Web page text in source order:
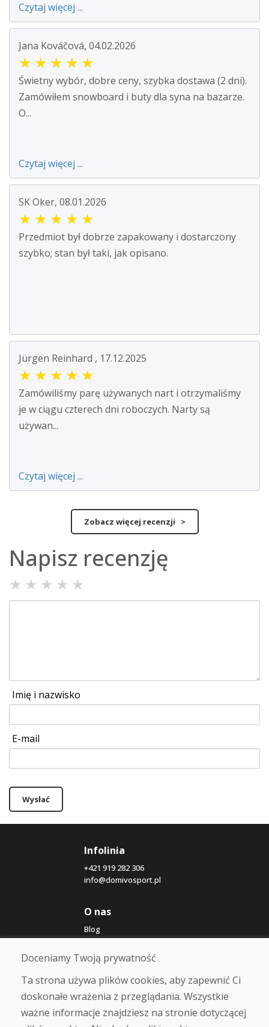
Czytaj więcej ...
Jana Kováčová, 04.02.2026
★ ★ ★ ★ ★
Świetny wybór, dobre ceny, szybka dostawa (2 dni).
Zamówiłem snowboard i buty dla syna na bazarze.
O...
Czytaj więcej ...
SK Oker, 08.01.2026
★ ★ ★ ★ ★
Przedmiot był dobrze zapakowany i dostarczony
szybko; stan był taki, jak opisano.
Jürgen Reinhard , 17.12.2025
★ ★ ★ ★ ★
Zamówiliśmy parę używanych nart i otrzymaliśmy
je w ciągu czterech dni roboczych. Narty są
używan...
Czytaj więcej ...
Zobacz więcej recenzji >
Napisz recenzję
★ ★ ★ ★ ★
Imię i nazwisko
E-mail
Wysłać
Infolinia
+421 919 282 306
info@domivosport.pl
O nas
Blog
O nas
Sklep
Kontakt
Zakup
Sklep internetowy
Doceniamy Twoją prywatność
Ta strona używa plików cookies, aby zapewnić Ci
doskonałe wrażenia z przeglądania. Wszystkie
ważne informacje znajdziesz na stronie dotyczącej